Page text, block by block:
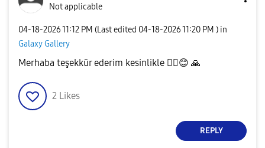
Not applicable
‎04-18-202611:12 PM (Last edited ‎04-18-202611:20 PM ) in
Galaxy Gallery
Merhaba teşekkür ederim kesinlikle 👌🏻😊 🙏
2 Likes
REPLY